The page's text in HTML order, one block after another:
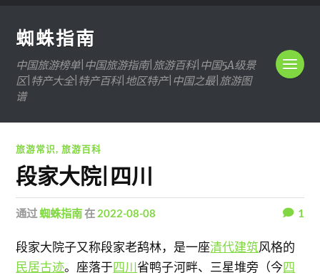
蜘蛛指南
中国旅游榜单|中国旅游指南|旅游百科|中国5A级景
区|特产大全|特产百科|地区特产|中国之最|旅游图
谱
旅游常识,旅游百科
段家大院|四川
通过蜘蛛指南在 2022-08-08 1
段家大院子又称段家老鸹林，是一座清代建筑风格的
民居古迹。座落于四川省鸭子河畔、三星堆旁（今四